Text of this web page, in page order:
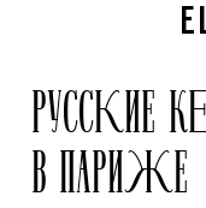
РУССКИЕ
В ПАРИЖЕ